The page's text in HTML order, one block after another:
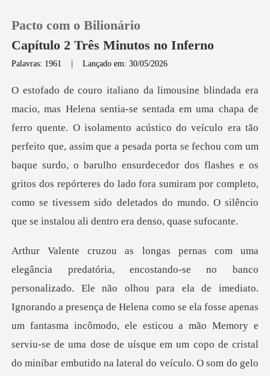
0
Pacto com o Bilionário
Capítulo 2 Três Minutos no Inferno
Palavras: 1961 |Lançado em: 30/05/2026
veículo era tão
perfeito que, assim que a pesada porta se fechou com um
baque surdo, o barulho ensurdecedor dos flashes e os
gritos dos repórter
Ignorando a presença de Helena como se ela fosse apenas
um fantasma incômodo, ele esticou a mão Memory e
serviu-se de uma dose de uísque em um c